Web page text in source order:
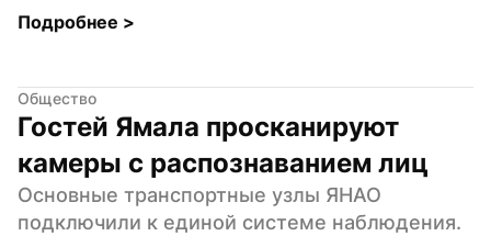
Подробнее >
Общество
Гостей Ямала просканируют
камеры с распознаванием лиц
Основные транспортные узлы ЯНАО
подключили к единой системе наблюдения.